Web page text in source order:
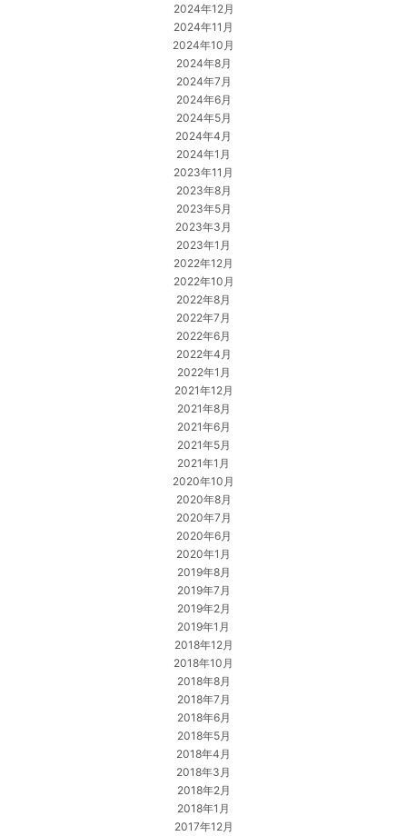
2024年12月
2024年11月
2024年10月
2024年8月
2024年7月
2024年6月
2024年5月
2024年4月
2024年1月
2023年11月
2023年8月
2023年5月
2023年3月
2023年1月
2022年12月
2022年10月
2022年8月
2022年7月
2022年6月
2022年4月
2022年1月
2021年12月
2021年8月
2021年6月
2021年5月
2021年1月
2020年10月
2020年8月
2020年7月
2020年6月
2020年1月
2019年8月
2019年7月
2019年2月
2019年1月
2018年12月
2018年10月
2018年8月
2018年7月
2018年6月
2018年5月
2018年4月
2018年3月
2018年2月
2018年1月
2017年12月